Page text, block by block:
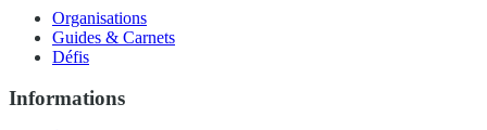
Organisations
Guides & Carnets
Défis
Informations